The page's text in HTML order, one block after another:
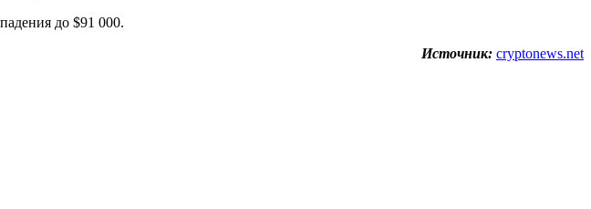
до $91 000.
Источник: cryptonews.net